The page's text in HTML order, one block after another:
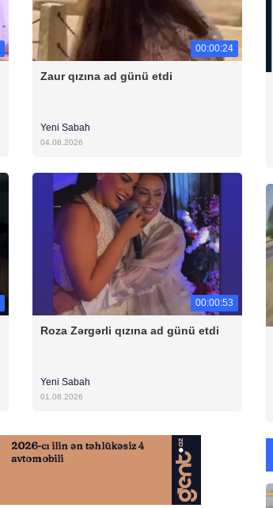
00:00:24
Zaur qızına ad günü etdi
Yeni Sabah
04.08.2026
00:00:53
Roza Zərgərli qızına ad günü etdi
Yeni Sabah
01.08.2026